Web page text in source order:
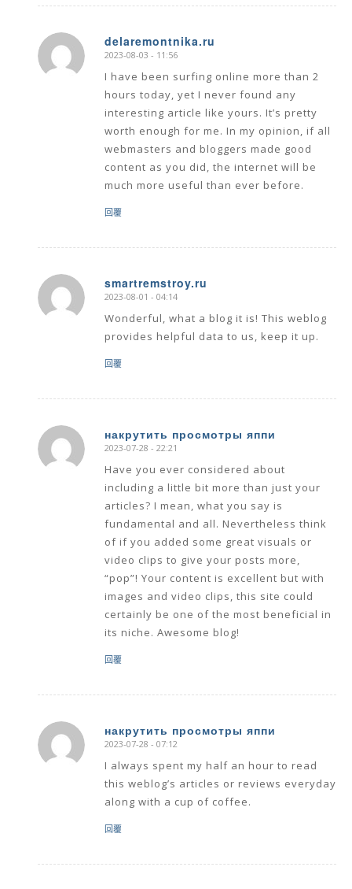
delaremontnika.ru
says:
2023-08-03 - 11:56
I have been surfing online more than 2
hours today, yet I never found any
interesting article like yours. It’s pretty
worth enough for me. In my opinion, if all
webmasters and bloggers made good
content as you did, the internet will be
much more useful than ever before.
回覆
smartremstroy.ru
says:
2023-08-01 - 04:14
Wonderful, what a blog it is! This weblog
provides helpful data to us, keep it up.
回覆
накрутить просмотры яппи
says:
2023-07-28 - 22:21
Have you ever considered about
including a little bit more than just your
articles? I mean, what you say is
fundamental and all. Nevertheless think
of if you added some great visuals or
video clips to give your posts more,
“pop”! Your content is excellent but with
images and video clips, this site could
certainly be one of the most beneficial in
its niche. Awesome blog!
回覆
накрутить просмотры яппи
says:
2023-07-28 - 07:12
I always spent my half an hour to read
this weblog’s articles or reviews everyday
along with a cup of coffee.
回覆